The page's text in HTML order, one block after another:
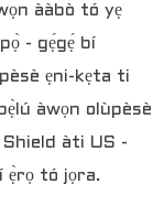
ààbò tó yẹ
- gẹ́gẹ́ bí
ẹni-kẹta ti
àwọn olùpèsè
àti US -
ẹ̀rọ tó jọra.